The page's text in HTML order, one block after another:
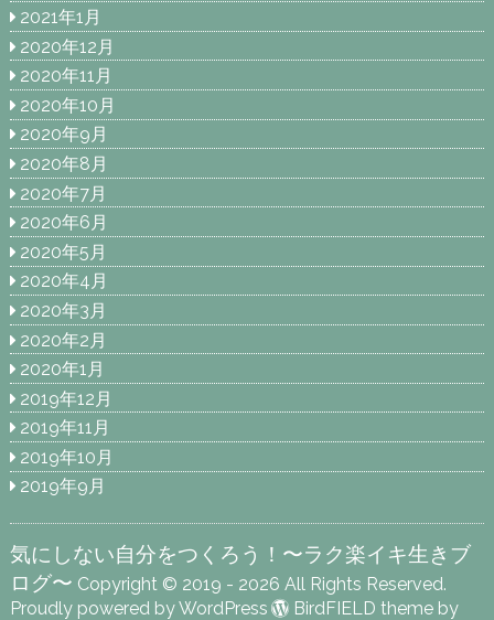
2021年1月
2020年12月
2020年11月
2020年10月
2020年9月
2020年8月
2020年7月
2020年6月
2020年5月
2020年4月
2020年3月
2020年2月
2020年1月
2019年12月
2019年11月
2019年10月
2019年9月
気にしない自分をつくろう！〜ラク楽イキ生きブ
ログ〜 Copyright © 2019 - 2026 All Rights Reserved.
Proudly powered by WordPress
BirdFIELD theme by